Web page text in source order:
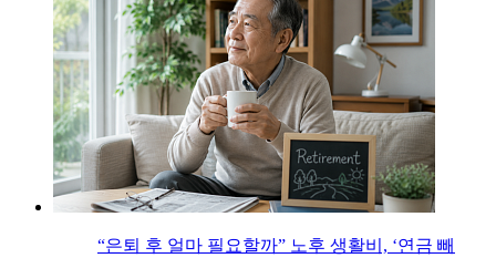
“은퇴 후 얼마 필요할까” 노후 생활비, ‘연금 빼